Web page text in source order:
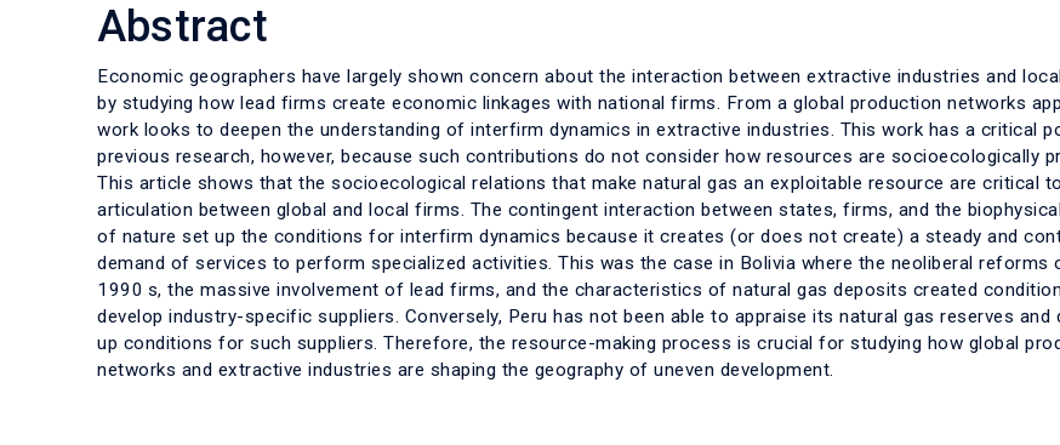
Abstract
Economic geographers have largely shown concern about the interaction between extractive industries and
by studying how lead firms create economic linkages with national firms. From a global production networks
work looks to deepen the understanding of interfirm dynamics in extractive industries. This work has a critical
previous research, however, because such contributions do not consider how resources are socioecologically
This article shows that the socioecological relations that make natural gas an exploitable resource are critical
articulation between global and local firms. The contingent interaction between states, firms, and the
of nature set up the conditions for interfirm dynamics because it creates (or does not create) a steady and
demand of services to perform specialized activities. This was the case in Bolivia where the neoliberal reforms
1990 s, the massive involvement of lead firms, and the characteristics of natural gas deposits created
develop industry-specific suppliers. Conversely, Peru has not been able to appraise its natural gas reserves and
up conditions for such suppliers. Therefore, the resource-making process is crucial for studying how global
networks and extractive industries are shaping the geography of uneven development.